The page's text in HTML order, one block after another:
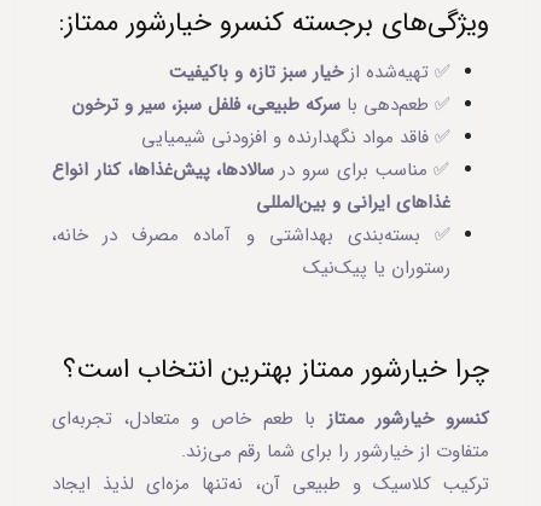
ویژگی‌های برجسته کنسرو خیارشور ممتاز:
✅ تهیه‌شده ازخیار سبز تازه و باکیفیت
✅ طعم‌دهی با سرکه طبیعی، فلفل سبز، سیر و ترخون
✅ فاقد مواد نگهدارنده و افزودنی شیمیایی
✅ مناسب برای سرو درسالادها، پیش‌غذاها، کنار انواع
غذاهای ایرانی و بین‌المللی
✅ بسته‌بندی بهداشتی و آماده مصرف در خانه،
رستوران یا پیک‌نیک
چرا خیارشور ممتاز بهترین انتخاب است؟
کنسرو خیارشور ممتاز با طعم خاص و متعادل، تجربه‌ای
متفاوت از خیارشور را برای شما رقم می‌زند.
ترکیب کلاسیک و طبیعی آن، نه‌تنها مزه‌ای لذیذ ایجاد